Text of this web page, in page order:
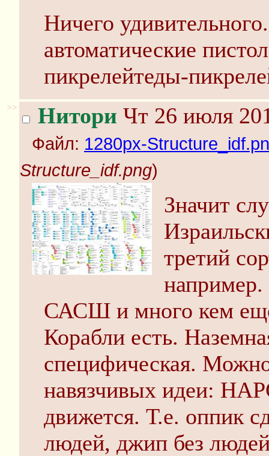
Ничего
автоматические
пикрелейтеды-
>> Нитори Чт 26 июля
Файл: 1280px-
Structure_idf.png)
Значит
третий
например.
САСШ и много кем
Корабли есть.
специфическая.
навязчивых идеи:
движется. Т.е. оппик
людей, джип без